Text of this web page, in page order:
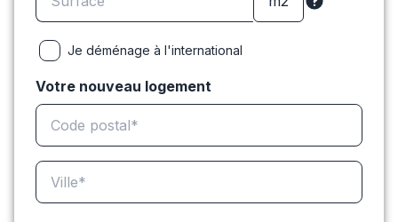
Je déménage à l'international
Votre nouveau logement